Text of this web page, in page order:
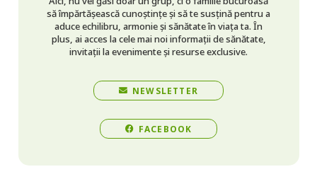
să împărtășească cunoștințe și să te susțină pentru a
aduce echilibru, armonie și sănătate în viața ta. În
plus, ai acces la cele mai noi informații de sănătate,
invitații la evenimente și resurse exclusive.
NEWSLETTER
FACEBOOK